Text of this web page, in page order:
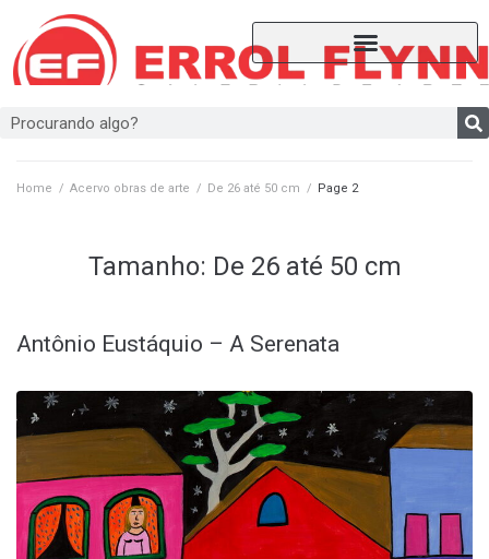
Home / Acervo obras de arte / De 26 até 50 cm / Page 2
Tamanho: De 26 até 50 cm
Antônio Eustáquio – A Serenata